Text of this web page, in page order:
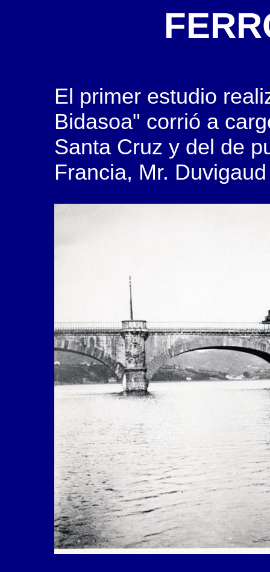
El primer estudio
Bidasoa" corrió a
Santa Cruz y del de
Francia, Mr. Duvigaud